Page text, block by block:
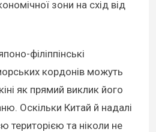
зони на схід від
філіппінські
кордонів можуть
як прямий виклик його
Оскільки Китай й надалі
територією та ніколи не